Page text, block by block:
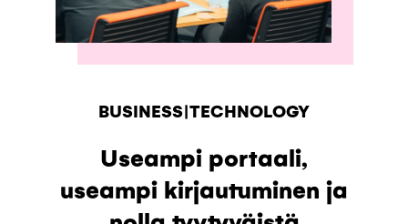
BUSINESS|TECHNOLOGY
Useampi portaali,
useampi kirjautuminen ja